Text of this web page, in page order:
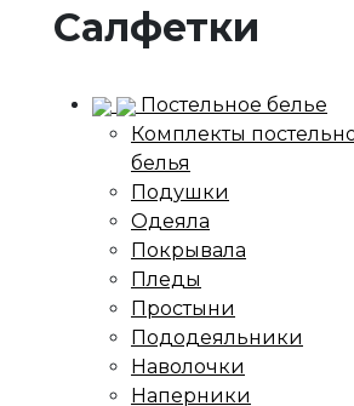
Салфетки
Постельное белье
Комплекты
белья
Подушки
Одеяла
Покрывала
Пледы
Простыни
Пододеяльники
Наволочки
Наперники